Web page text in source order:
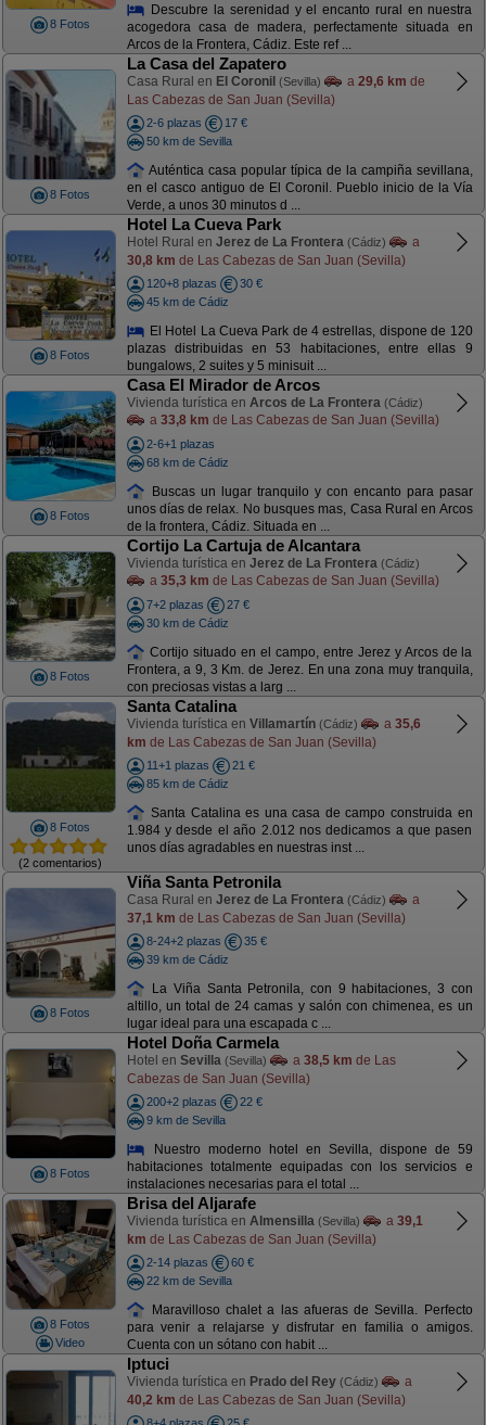
8 Fotos
Descubre la serenidad y el encanto rural en nuestra
acogedora casa de madera, perfectamente situada en
Arcos de la Frontera, Cádiz. Este ref ...
8 Fotos
La Casa del Zapatero
Casa Rural en El Coronil (Sevilla) a 29,6 km de
Las Cabezas de San Juan (Sevilla)
2-6 plazas
17 €
50 km de Sevilla
Auténtica casa popular típica de la campiña sevillana,
en el casco antiguo de El Coronil. Pueblo inicio de la Vía
Verde, a unos 30 minutos d ...
8 Fotos
Hotel La Cueva Park
Hotel Rural en Jerez de La Frontera (Cádiz)
a
30,8 km de Las Cabezas de San Juan (Sevilla)
120+8 plazas
30 €
45 km de Cádiz
El Hotel La Cueva Park de 4 estrellas, dispone de 120
plazas distribuidas en 53 habitaciones, entre ellas 9
bungalows, 2 suites y 5 minisuit ...
8 Fotos
Casa El Mirador de Arcos
Vivienda turística en Arcos de La Frontera (Cádiz)
a 33,8 km de Las Cabezas de San Juan (Sevilla)
2-6+1 plazas
68 km de Cádiz
Buscas un lugar tranquilo y con encanto para pasar
unos días de relax. No busques mas, Casa Rural en Arcos
de la frontera, Cádiz. Situada en ...
8 Fotos
Cortijo La Cartuja de Alcantara
Vivienda turística en Jerez de La Frontera (Cádiz)
a 35,3 km de Las Cabezas de San Juan (Sevilla)
7+2 plazas
27 €
30 km de Cádiz
Cortijo situado en el campo, entre Jerez y Arcos de la
Frontera, a 9, 3 Km. de Jerez. En una zona muy tranquila,
con preciosas vistas a larg ...
8 Fotos
(2 comentarios)
Santa Catalina
Vivienda turística en Villamartín (Cádiz) a 35,6
km de Las Cabezas de San Juan (Sevilla)
11+1 plazas
21 €
85 km de Cádiz
Santa Catalina es una casa de campo construida en
1.984 y desde el año 2.012 nos dedicamos a que pasen
unos días agradables en nuestras inst ...
8 Fotos
Viña Santa Petronila
Casa Rural en Jerez de La Frontera (Cádiz)
a
37,1 km de Las Cabezas de San Juan (Sevilla)
8-24+2 plazas
35 €
39 km de Cádiz
La Viña Santa Petronila, con 9 habitaciones, 3 con
altillo, un total de 24 camas y salón con chimenea, es un
lugar ideal para una escapada c ...
8 Fotos
Hotel Doña Carmela
Hotel en Sevilla (Sevilla) a 38,5 km de Las
Cabezas de San Juan (Sevilla)
200+2 plazas
22 €
9 km de Sevilla
Nuestro moderno hotel en Sevilla, dispone de 59
habitaciones totalmente equipadas con los servicios e
instalaciones necesarias para el total ...
8 Fotos
Video
Brisa del Aljarafe
Vivienda turística en Almensilla (Sevilla) a 39,1
km de Las Cabezas de San Juan (Sevilla)
2-14 plazas
60 €
22 km de Sevilla
Maravilloso chalet a las afueras de Sevilla. Perfecto
para venir a relajarse y disfrutar en familia o amigos.
Cuenta con un sótano con habit ...
Iptuci
Vivienda turística en Prado del Rey (Cádiz)
a
40,2 km de Las Cabezas de San Juan (Sevilla)